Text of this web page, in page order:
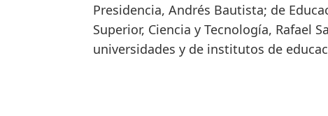
Presidencia, Andrés Bautista; de
Superior, Ciencia y Tecnología, Rafael
universidades y de institutos de